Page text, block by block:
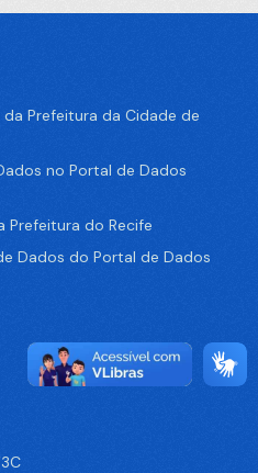
Prefeitura da Cidade de
no Portal de Dados
Prefeitura do Recife
Dados do Portal de Dados